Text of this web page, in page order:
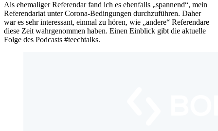
Als ehemaliger Referendar fand ich es ebenfalls „spannend“, mein
Referendariat unter Corona-Bedingungen durchzuführen. Daher
war es sehr interessant, einmal zu hören, wie „andere“ Referendare
diese Zeit wahrgenommen haben. Einen Einblick gibt die aktuelle
Folge des Podcasts #teechtalks.